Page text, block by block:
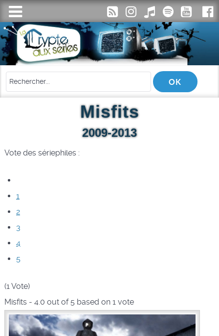
Misfits
2009-2013
Vote des sériephiles :
1
2
3
4
5
(1 Vote)
Misfits- 4.0 out of 5 based on 1vote